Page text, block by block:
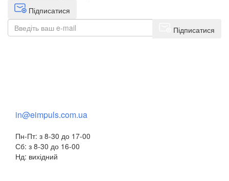
Підписатися
Підписатися
in@eimpuls.com.ua
Пн-Пт: з 8-30 до 17-00
Сб: з 8-30 до 16-00
Нд: вихідний